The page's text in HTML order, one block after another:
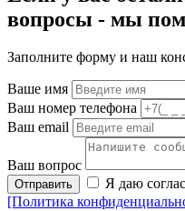
вопросы - мы
Заполните форму и наш
Ваше имя
Ваш номер телефона
Ваш email
Ваш вопрос
Отправить
Я даю
[Политика